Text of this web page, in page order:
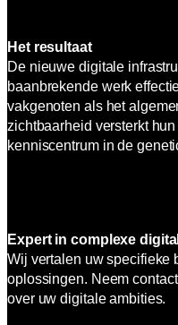
Het resultaat
De nieuwe digitale
baanbrekende werk
vakgenoten als het
zichtbaarheid versterkt
kenniscentrum in de
Expert in complexe
Wij vertalen uw specifieke
oplossingen. Neem
over uw digitale ambities.